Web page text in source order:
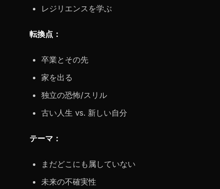
レジリエンスを学ぶ
転換点：
卒業とその先
家を出る
独立の恐怖/スリル
古い人生 vs. 新しい自分
テーマ：
まだどこにも属していない
未来の不確実性